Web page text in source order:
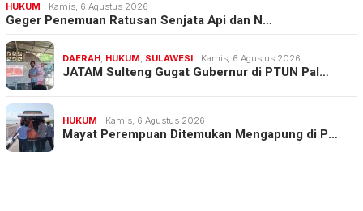
HUKUM Kamis, 6 Agustus 2026
Geger Penemuan Ratusan Senjata Api dan N…
DAERAH, HUKUM, SULAWESI Kamis, 6 Agustus 2026
JATAM Sulteng Gugat Gubernur di PTUN Pal…
HUKUM Kamis, 6 Agustus 2026
Mayat Perempuan Ditemukan Mengapung di P…